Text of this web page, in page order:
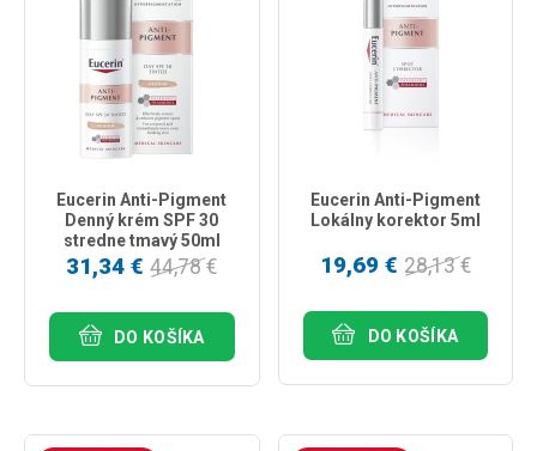
Eucerin Anti-Pigment
Denný krém SPF 30
stredne tmavý 50ml
31,34 €44,78 €
DO KOŠÍKA
Eucerin Anti-Pigment
Lokálny korektor 5ml
19,69 € 28,13 €
DO KOŠÍKA